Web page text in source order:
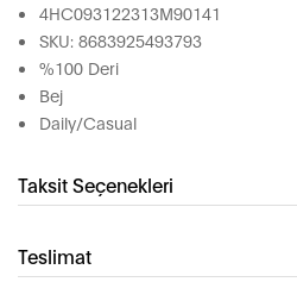
4HC093122313M90141
SKU: 8683925493793
%100 Deri
Bej
Daily/Casual
Taksit Seçenekleri
Teslimat